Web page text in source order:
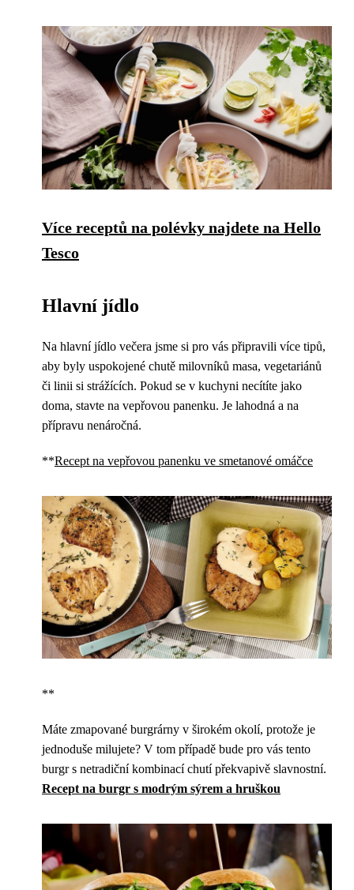
Více receptů na polévky najdete na Hello
Tesco
Hlavní jídlo
Na hlavní jídlo večera jsme si pro vás připravili více tipů,
aby byly uspokojené chutě milovníků masa, vegetariánů
či linii si strážících. Pokud se v kuchyni necítíte jako
doma, stavte na vepřovou panenku. Je lahodná a na
přípravu nenáročná.
**Recept na vepřovou panenku ve smetanové omáčce
**
Máte zmapované burgrárny v širokém okolí, protože je
jednoduše milujete? V tom případě bude pro vás tento
burgr s netradiční kombinací chutí překvapivě slavnostní.
Recept na burgr s modrým sýrem a hruškou